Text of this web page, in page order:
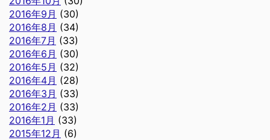
2016年9月 (30)
2016年8月 (34)
2016年7月 (33)
2016年6月 (30)
2016年5月 (32)
2016年4月 (28)
2016年3月 (33)
2016年2月 (33)
2016年1月 (33)
2015年12月 (6)